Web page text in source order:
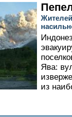
Ява:
из